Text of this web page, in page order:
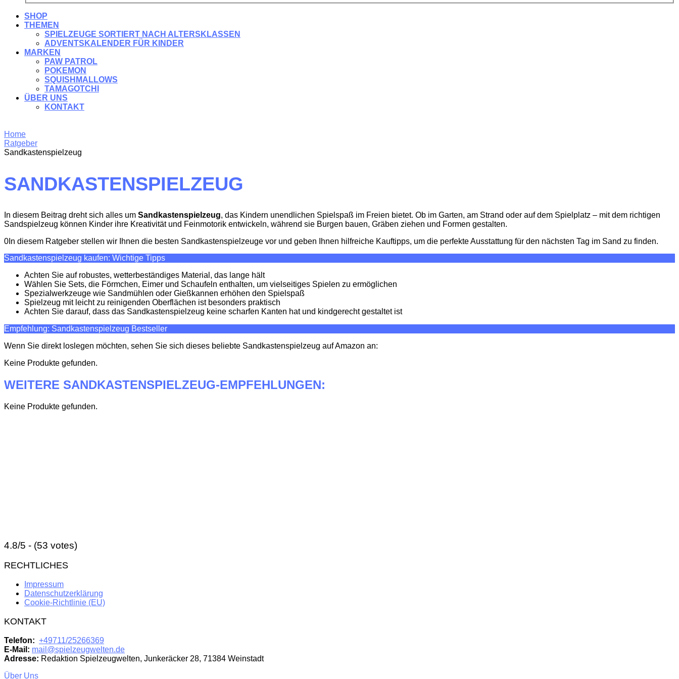
SHOP
THEMEN
SPIELZEUGE SORTIERT NACH ALTERSKLASSEN
ADVENTSKALENDER FÜR KINDER
MARKEN
PAW PATROL
POKEMON
SQUISHMALLOWS
TAMAGOTCHI
ÜBER UNS
KONTAKT
Home
Ratgeber
Sandkastenspielzeug
SANDKASTENSPIELZEUG
In diesem Beitrag dreht sich alles um Sandkastenspielzeug, das Kindern unendlichen Spielspaß im Freien bietet. Ob im Garten, am Strand oder auf dem Spielplatz – mit dem richtigen
Sandspielzeug können Kinder ihre Kreativität und Feinmotorik entwickeln, während sie Burgen bauen, Gräben ziehen und Formen gestalten.
0In diesem Ratgeber stellen wir Ihnen die besten Sandkastenspielzeuge vor und geben Ihnen hilfreiche Kauftipps, um die perfekte Ausstattung für den nächsten Tag im Sand zu finden.
Sandkastenspielzeug kaufen: Wichtige Tipps
Achten Sie auf robustes, wetterbeständiges Material, das lange hält
Wählen Sie Sets, die Förmchen, Eimer und Schaufeln enthalten, um vielseitiges Spielen zu ermöglichen
Spezialwerkzeuge wie Sandmühlen oder Gießkannen erhöhen den Spielspaß
Spielzeug mit leicht zu reinigenden Oberflächen ist besonders praktisch
Achten Sie darauf, dass das Sandkastenspielzeug keine scharfen Kanten hat und kindgerecht gestaltet ist
Empfehlung: Sandkastenspielzeug Bestseller
Wenn Sie direkt loslegen möchten, sehen Sie sich dieses beliebte Sandkastenspielzeug auf Amazon an:
Keine Produkte gefunden.
WEITERE SANDKASTENSPIELZEUG-EMPFEHLUNGEN:
Keine Produkte gefunden.
4.8/5 - (53 votes)
RECHTLICHES
Impressum
Datenschutzerklärung
Cookie-Richtlinie (EU)
KONTAKT
Telefon: +49711/25266369
E-Mail: mail@spielzeugwelten.de
Adresse: Redaktion Spielzeugwelten, Junkeräcker 28, 71384 Weinstadt
Über Uns